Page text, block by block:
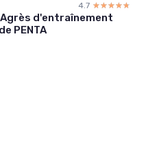
4.7 ☆☆☆☆☆
★★★★★
d'entraînement
PENTA